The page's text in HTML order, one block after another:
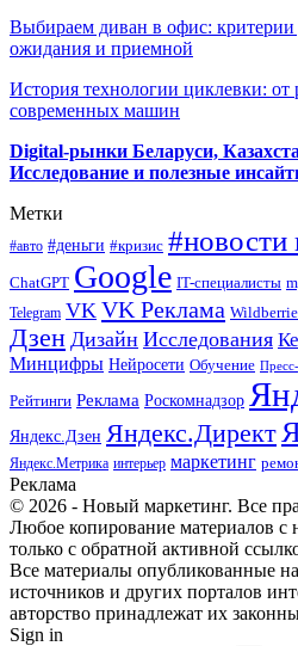
Выбираем диван в офис: критерии
ожидания и приемной
История технологии циклевки:
современных машин
Digital-рынки Беларуси,
Исследование и полезные
Метки
#авто #деньги #кризис #новости
ChatGPT Google IT-специалисты
Telegram VK VK Реклама
Дзен Дизайн Исследования
Минцифры Нейросети Обучение
Рейтинги Реклама Роскомнадзор
Яндекс.Дзен Яндекс.Директ
Яндекс.Метрика интерьер маркетинг
Реклама
© 2026 - Новый маркетинг. Все
Любое копирование материалов с
только с обратной активной
Все материалы опубликованные
источников и других порталов
авторство принадлежат их
Sign in